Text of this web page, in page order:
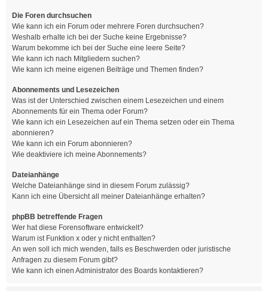
Die Foren durchsuchen
Wie kann ich ein Forum oder mehrere Foren durchsuchen?
Weshalb erhalte ich bei der Suche keine Ergebnisse?
Warum bekomme ich bei der Suche eine leere Seite?
Wie kann ich nach Mitgliedern suchen?
Wie kann ich meine eigenen Beiträge und Themen finden?
Abonnements und Lesezeichen
Was ist der Unterschied zwischen einem Lesezeichen und einem
Abonnements für ein Thema oder Forum?
Wie kann ich ein Lesezeichen auf ein Thema setzen oder ein Thema
abonnieren?
Wie kann ich ein Forum abonnieren?
Wie deaktiviere ich meine Abonnements?
Dateianhänge
Welche Dateianhänge sind in diesem Forum zulässig?
Kann ich eine Übersicht all meiner Dateianhänge erhalten?
phpBB betreffende Fragen
Wer hat diese Forensoftware entwickelt?
Warum ist Funktion x oder y nicht enthalten?
An wen soll ich mich wenden, falls es Beschwerden oder juristische
Anfragen zu diesem Forum gibt?
Wie kann ich einen Administrator des Boards kontaktieren?